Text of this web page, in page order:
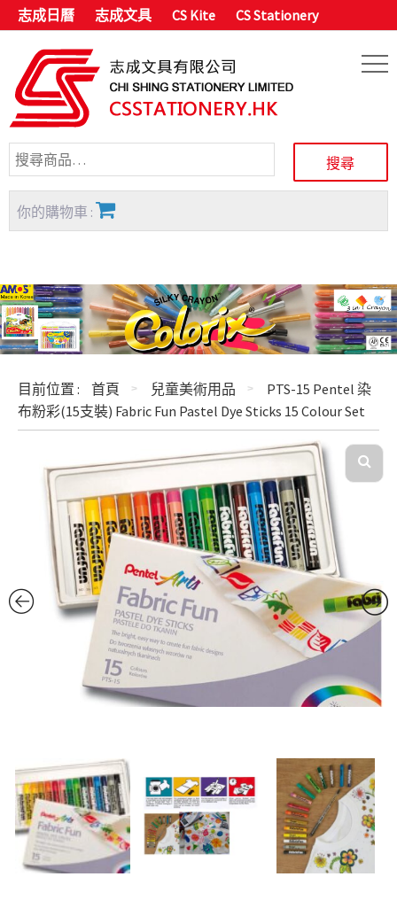
志成日曆 志成文具 CS Kite CS Stationery
你的購物車 :
目前位置 : 首頁 兒童美術用品
PTS-15 Pentel 染
布粉彩(15支裝) Fabric Fun Pastel Dye Sticks 15 Colour Set